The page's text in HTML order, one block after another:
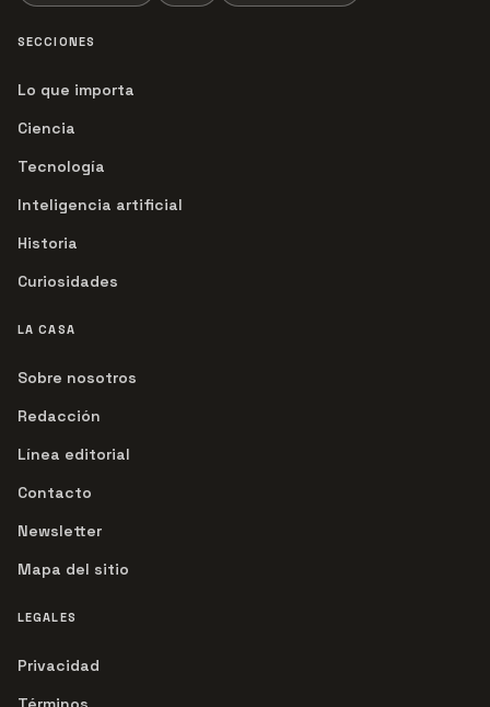
SECCIONES
Lo que importa
Ciencia
Tecnología
Inteligencia artificial
Historia
Curiosidades
LA CASA
Sobre nosotros
Redacción
Línea editorial
Contacto
Newsletter
Mapa del sitio
LEGALES
Privacidad